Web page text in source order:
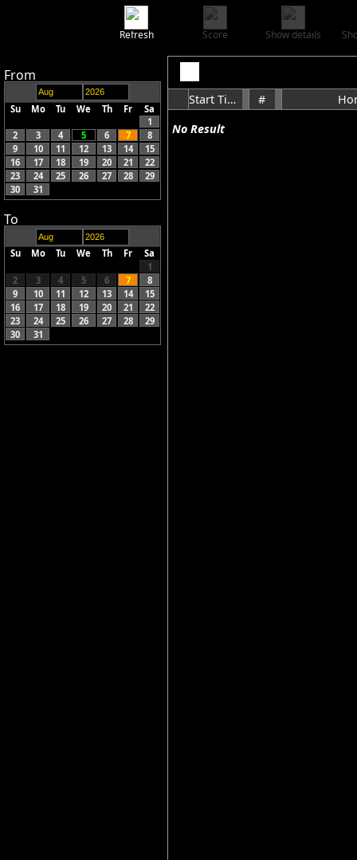
Refresh Score Show details
From
Su Mo Tu We Th Fr
Sa
1
2
3 4 5 6 7
8
9
10 11 12 13 14
15
16
17 18 19 20 21
22
23
24 25 26 27 28
29
30
31
To
Su Mo Tu We Th Fr
Sa
1
2
3 4 5 6 7
8
9
10 11 12 13 14
15
16
17 18 19 20 21
22
23
24 25 26 27 28
29
30
31
No Result
Start Time #